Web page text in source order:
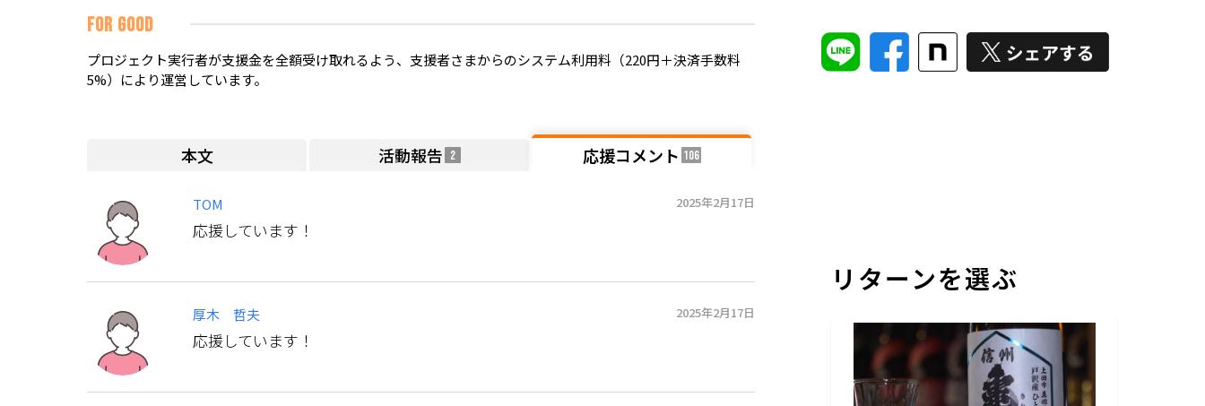
FOR GOOD
プロジェクト実行者が支援金を全額受け取れるよう、支援者さまからのシステム利用料（220円＋決済手数料
5%）により運営しています。
本文 活動報告 2 応援コメント 106
TOM 2025年2月17日
応援しています！
厚木 哲夫 2025年2月17日
応援しています！
リターンを選ぶ